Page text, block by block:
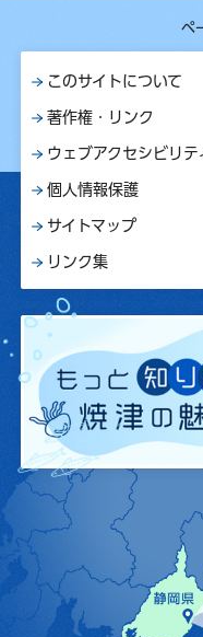
ペ
このサイトについて
著作権・リンク
ウェブアクセシビリテ
個人情報保護
サイトマップ
リンク集